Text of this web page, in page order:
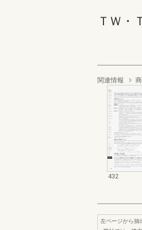
ＴＷ・
関連情報
432
左ページから抽